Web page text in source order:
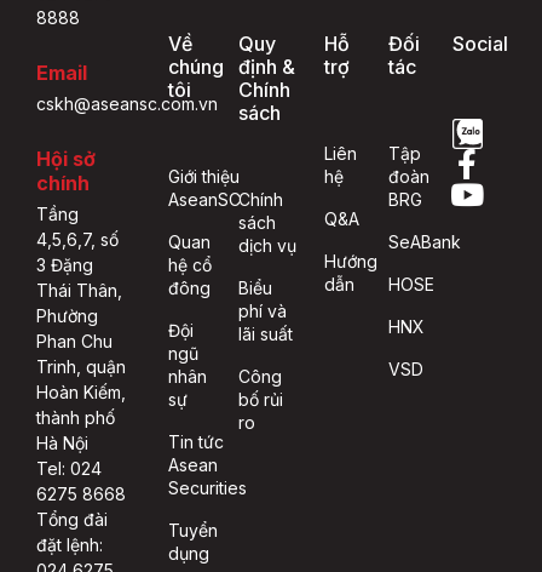
8888
Email
cskh@aseansc.com.vn
Hội sở
chính
Tầng
4,5,6,7, số
3 Đặng
Thái Thân,
Phường
Phan Chu
Trinh, quận
Hoàn Kiếm,
thành phố
Hà Nội
Tel: 024
6275 8668
Tổng đài
đặt lệnh:
Về
chúng
tôi
Giới thiệu
AseanSC
Quan
hệ cổ
đông
Đội
ngũ
nhân
sự
Tin tức
Asean
Securities
Tuyển
dụng
Quy
định &
Chính
sách
Chính
sách
dịch vụ
Biểu
phí và
lãi suất
Công
bố rủi
ro
Hỗ
trợ
Liên
hệ
Q&A
Hướng
dẫn
Đối
tác
Tập
đoàn
BRG
SeABank
HOSE
HNX
VSD
Social